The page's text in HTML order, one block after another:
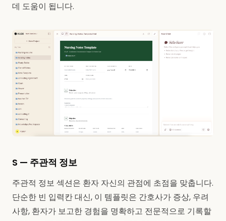
데 도움이 됩니다.
S — 주관적 정보
주관적 정보 섹션은 환자 자신의 관점에 초점을 맞춥니다.
단순한 빈 입력칸 대신, 이 템플릿은 간호사가 증상, 우려
사항, 환자가 보고한 경험을 명확하고 전문적으로 기록할